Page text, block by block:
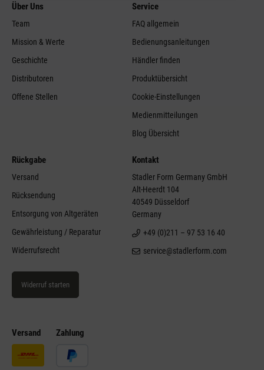
Versand Zahlung
Über Uns
Team
Mission & Werte
Geschichte
Distributoren
Offene Stellen
Service
FAQ allgemein
Bedienungsanleitungen
Händler finden
Produktübersicht
Cookie-Einstellungen
Medienmitteilungen
Blog Übersicht
Rückgabe
Versand
Rücksendung
Entsorgung von Altgeräten
Gewährleistung / Reparatur
Widerrufsrecht
Widerruf starten
Kontakt
Stadler Form Germany GmbH
Alt-Heerdt 104
40549 Düsseldorf
Germany
+49 (0)211 – 97 53 16 40
service@stadlerform.com